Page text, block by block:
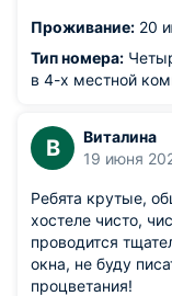
Проживание: 20
Тип номера:
в 4-х местной
В
Виталина
19 июня
Ребята крутые,
хостеле чисто,
проводится
окна, не буду
процветания!